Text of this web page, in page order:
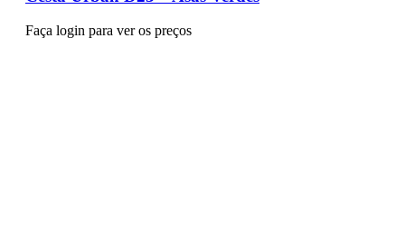
Faça login para ver os preços